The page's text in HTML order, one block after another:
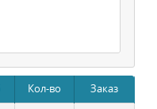
Кол-во Заказ